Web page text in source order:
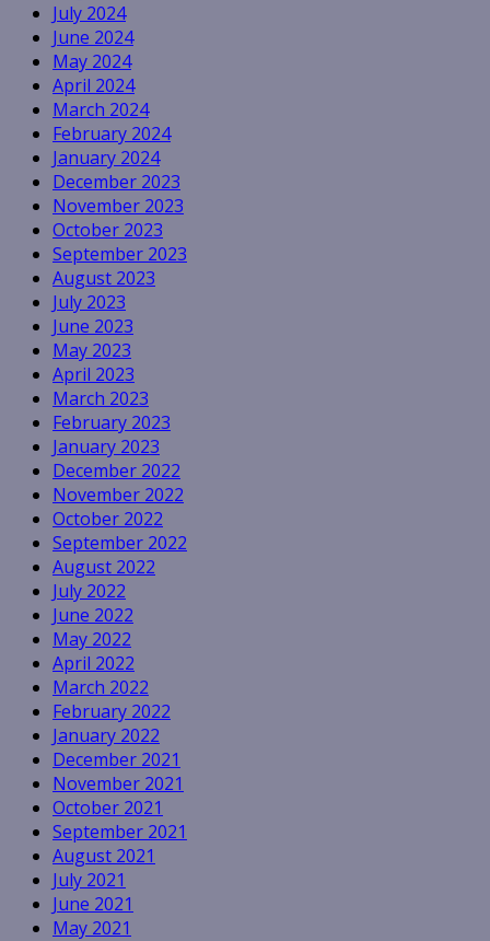
July 2024
June 2024
May 2024
April 2024
March 2024
February 2024
January 2024
December 2023
November 2023
October 2023
September 2023
August 2023
July 2023
June 2023
May 2023
April 2023
March 2023
February 2023
January 2023
December 2022
November 2022
October 2022
September 2022
August 2022
July 2022
June 2022
May 2022
April 2022
March 2022
February 2022
January 2022
December 2021
November 2021
October 2021
September 2021
August 2021
July 2021
June 2021
May 2021